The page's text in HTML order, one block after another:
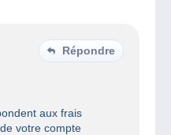
Répondre
aux frais
votre compte